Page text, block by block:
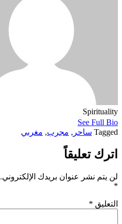
Spirituality
See Full Bio
Tagged ساحر , مجرب, مغربي
اترك تعليقاً
لن يتم نشر عنوان بريدك الإلكتروني.
*
التعليق *